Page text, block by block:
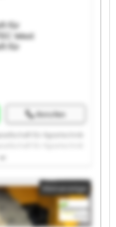
für
West
für
Anrufen
für Agrartechnik
für Agrartechnik
für Agrartechnik
für Agrartechnik
für Agrartechnik
für Agrartechnik
für Agrartechnik
Kleinanzeige